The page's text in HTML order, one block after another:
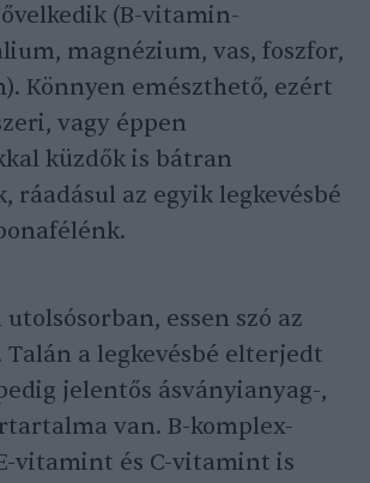
(B-vitamin-
magnézium, vas, foszfor,
Könnyen emészthető, ezért
vagy éppen
küzdők is bátran
ráadásul az egyik legkevésbé
essen szó az
a legkevésbé elterjedt
jelentős ásványianyag-,
van. B-komplex-
vitamint és C-vitamint is